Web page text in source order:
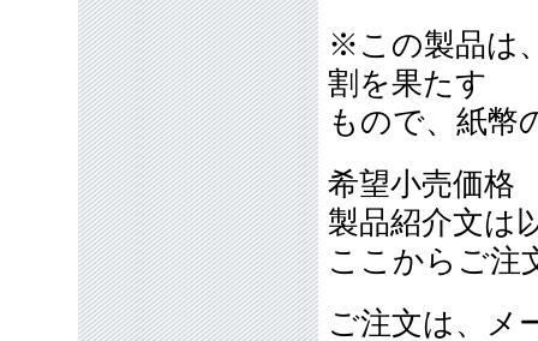
※この製品は
割を果たす
もので、紙幣
希望小売価格
製品紹介文は
ここからご注
ご注文は、メ